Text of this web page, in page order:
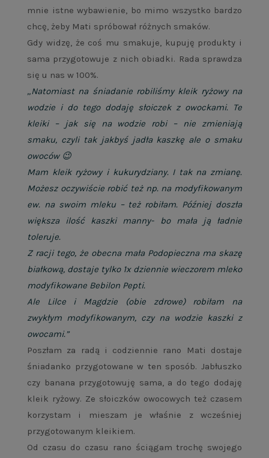
mnie istne wybawienie, bo mimo wszystko bardzo
chcę, żeby Mati spróbował różnych smaków.
Gdy widzę, że coś mu smakuje, kupuję produkty i
sama przygotowuje z nich obiadki. Rada sprawdza
się u nas w 100%.
„Natomiast na śniadanie robiliśmy kleik ryżowy na
wodzie i do tego dodaję słoiczek z owockami. Te
kleiki – jak się na wodzie robi – nie zmieniają
smaku, czyli tak jakbyś jadła kaszkę ale o smaku
owoców 😉
Mam kleik ryżowy i kukurydziany. I tak na zmianę.
Możesz oczywiście robić też np. na modyfikowanym
ew. na swoim mleku – też robiłam. Później doszła
większa ilość kaszki manny- bo mała ją ładnie
toleruje.
Z racji tego, że obecna mała Podopieczna ma skazę
białkową, dostaje tylko 1x dziennie wieczorem mleko
modyfikowane Bebilon Pepti.
Ale Lilce i Magdzie (obie zdrowe) robiłam na
zwykłym modyfikowanym, czy na wodzie kaszki z
owocami.”
Poszłam za radą i codziennie rano Mati dostaje
śniadanko przygotowane w ten sposób. Jabłuszko
czy banana przygotowuję sama, a do tego dodaję
kleik ryżowy. Ze słoiczków owocowych też czasem
korzystam i mieszam je właśnie z wcześniej
przygotowanym kleikiem.
Od czasu do czasu rano ściągam trochę swojego